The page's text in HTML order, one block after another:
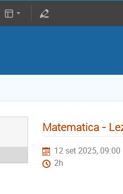
Matematica -
12 set 2025, 09:00
2h